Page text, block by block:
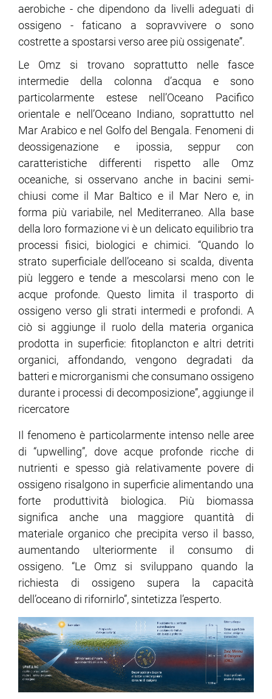
aerobiche - che dipendono da livelli adeguati di
ossigeno - faticano a sopravvivere o sono
costrette a spostarsi verso aree più ossigenate”.
Le Omz si trovano soprattutto nelle fasce
intermedie della colonna d’acqua e sono
particolarmente estese nell’Oceano Pacifico
orientale e nell’Oceano Indiano, soprattutto nel
Mar Arabico e nel Golfo del Bengala. Fenomeni di
deossigenazione e ipossia, seppur con
caratteristiche differenti rispetto alle Omz
oceaniche, si osservano anche in bacini semi-
chiusi come il Mar Baltico e il Mar Nero e, in
forma più variabile, nel Mediterraneo. Alla base
della loro formazione vi è un delicato equilibrio tra
processi fisici, biologici e chimici. “Quando lo
strato superficiale dell’oceano si scalda, diventa
più leggero e tende a mescolarsi meno con le
acque profonde. Questo limita il trasporto di
ossigeno verso gli strati intermedi e profondi. A
ciò si aggiunge il ruolo della materia organica
prodotta in superficie: fitoplancton e altri detriti
organici, affondando, vengono degradati da
batteri e microrganismi che consumano ossigeno
durante i processi di decomposizione”, aggiunge il
ricercatore
Il fenomeno è particolarmente intenso nelle aree
di “upwelling”, dove acque profonde ricche di
nutrienti e spesso già relativamente povere di
ossigeno risalgono in superficie alimentando una
forte produttività biologica. Più biomassa
significa anche una maggiore quantità di
materiale organico che precipita verso il basso,
aumentando ulteriormente il consumo di
ossigeno. “Le Omz si sviluppano quando la
richiesta di ossigeno supera la capacità
dell’oceano di rifornirlo”, sintetizza l’esperto.